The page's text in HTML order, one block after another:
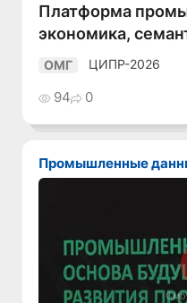
Платформа
экономика,
ОМГ ЦИПР-2026
94 0
Промышленные